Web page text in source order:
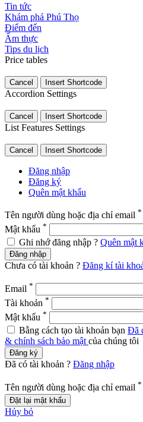
Tin tức
Khám phá Phú Thọ
Điểm đến
Ẩm thực
Tips du lịch
Price tables
Cancel Insert Shortcode
Accordion Settings
Cancel Insert Shortcode
List Features Settings
Cancel Insert Shortcode
Đăng nhập
Đăng ký
Quên mật khẩu
Tên người dùng hoặc địa chỉ email *
Mật khẩu *
Ghi nhớ đăng nhập ? Quên mật
Đăng nhập
Chưa có tài khoản ? Đăng kí tài
Email *
Tài khoản *
Mật khẩu *
Bằng cách tạo tài khoản bạn Đã
& chính sách bảo mật của chúng tôi
Đăng ký
Đã có tài khoản ? Đăng nhập
Tên người dùng hoặc địa chỉ email *
Đặt lại mật khẩu
Hủy bỏ